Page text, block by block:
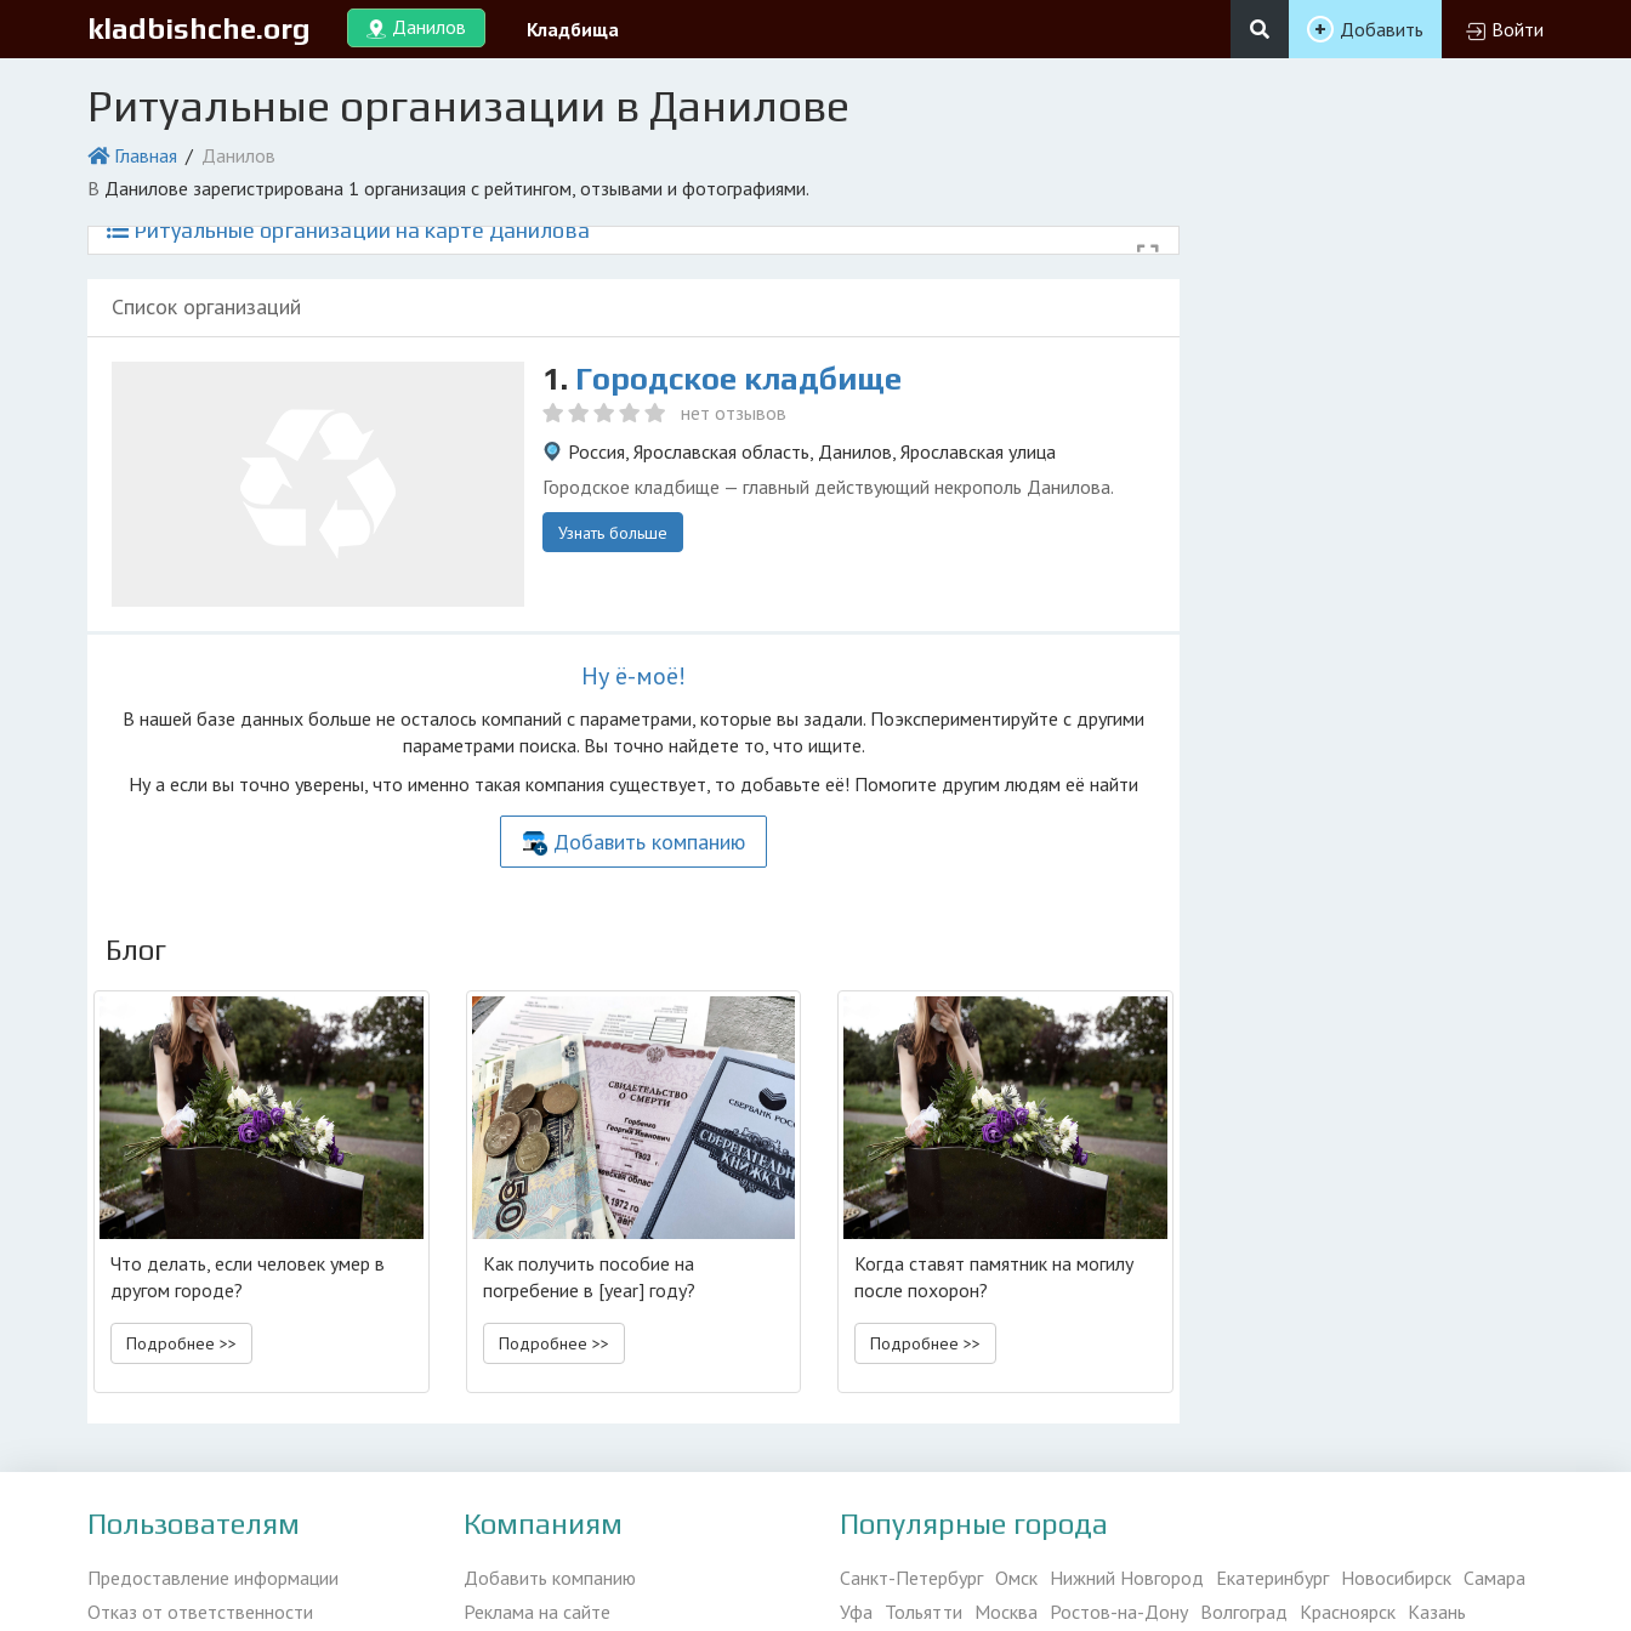
kladbishche.org Данилов Кладбища Добавить Войти
Ритуальные организации в Данилове
Главная
Данилов
в Данилове зарегистрирована 1 организация с рейтингом, отзывами и фотографиями.
Ритуальные организации на карте Данилова
Список организаций
1. Городское кладбище
нет отзывов
Россия, Ярославская область, Данилов, Ярославская улица
Городское кладбище — главный действующий некрополь Данилова.
Узнать больше
Ну ё-моё!
В нашей базе данных больше не осталоcь компаний с параметрами, которые вы задали. Поэкспериментируйте с другими
параметрами поиска. Вы точно найдете то, что ищите.
Ну а если вы точно уверены, что именно такая компания существует, то добавьте её! Помогите другим людям её найти
Добавить компанию
Блог
Что делать, если человек умер в
другом городе?
Подробнее >>
Как получить пособие на
погребение в [year] году?
Подробнее >>
Когда ставят памятник на могилу
после похорон?
Подробнее >>
Пользователям
Предоставление информации
Отказ от ответственности
Компаниям
Добавить компанию
Реклама на сайте
Популярные города
Санкт-Петербург Омск Нижний Новгород Екатеринбург Новосибирск Самара
Уфа Тольятти Москва Ростов-на-Дону Волгоград Красноярск Казань